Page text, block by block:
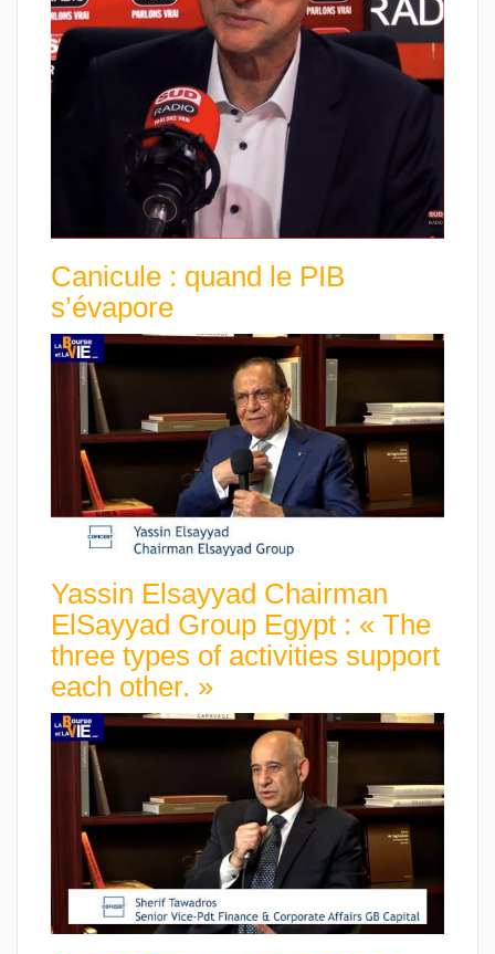
Canicule : quand le PIB
s’évapore
Yassin Elsayyad Chairman
ElSayyad Group Egypt : « The
three types of activities support
each other. »